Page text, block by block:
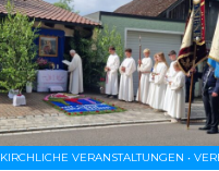
KIRCHLICHE VERANSTALTUNGEN •